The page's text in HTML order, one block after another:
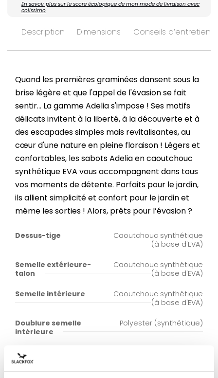
En savoir plus sur le score écologique de mon mode de livraison avec
colissimo
Description Dimensions Conseils d’entretien
Quand les premières graminées dansent sous la
brise légère et que l'appel de l'évasion se fait
sentir... La gamme Adelia s'impose ! Ses motifs
délicats invitent à la liberté, à la découverte et à
des escapades simples mais revitalisantes, au
cœur d'une nature en pleine floraison ! Légers et
confortables, les sabots Adelia en caoutchouc
synthétique EVA vous accompagnent dans tous
vos moments de détente. Parfaits pour le jardin,
ils allient simplicité et confort pour le jardin et
même les sorties ! Alors, prêts pour l’évasion ?
Dessus-tige
Caoutchouc synthétique
(à base d'EVA)
Semelle extérieure-
talon
Caoutchouc synthétique
(à base d'EVA)
Semelle intérieure
Caoutchouc synthétique
(à base d'EVA)
Doublure semelle
intérieure
Polyester (synthétique)